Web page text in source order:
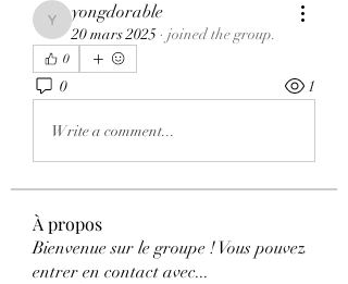
yongdorable
yongdorable
20 mars 2025 · joined the group.
0
0 1
Write a comment...
À propos
Bienvenue sur le groupe ! Vous pouvez
entrer en contact avec...